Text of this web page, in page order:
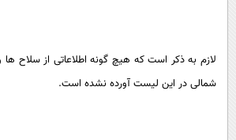
لازم به ذکر است که هیچ گونه اطلاعاتی از سلاح
شمالی در این لیست آورده نشده است.